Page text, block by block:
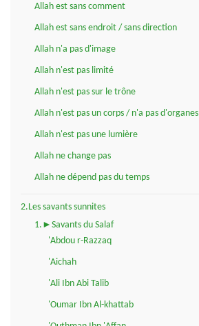
Allah est sans comment
Allah est sans endroit / sans direction
Allah n'a pas d'image
Allah n'est pas limité
Allah n'est pas sur le trône
Allah n'est pas un corps / n'a pas d'organes
Allah n'est pas une lumière
Allah ne change pas
Allah ne dépend pas du temps
2.Les savants sunnites
1.►Savants du Salaf
'Abdou r-Razzaq
'Aichah
'Ali Ibn Abi Talib
'Oumar Ibn Al-khattab